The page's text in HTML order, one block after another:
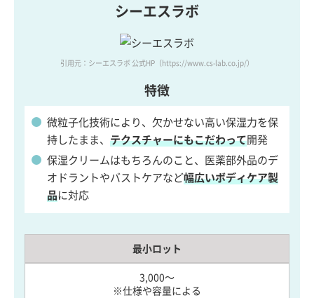
シーエスラボ
引用元：シーエスラボ 公式HP （https://www.cs-lab.co.jp/）
特徴
微粒子化技術により、欠かせない高い保湿力を保
持したまま、 テクスチャーにもこだわって開発
保湿クリームはもちろんのこと、医薬部外品のデ
オドラントやバストケアなど幅広いボディケア製
品に対応
最小ロット
3,000～
※仕様や容量による